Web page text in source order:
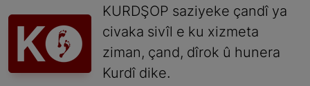
KURDŞOP saziyeke çandî ya
civaka sivîl e ku xizmeta
ziman, çand, dîrok û hunera
Kurdî dike.